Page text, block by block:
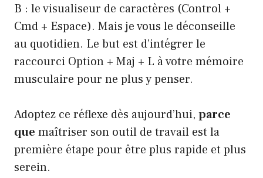
B : le visualiseur de caractères (Control +
Cmd + Espace). Mais je vous le déconseille
au quotidien. Le but est d’intégrer le
raccourci Option + Maj + L à votre mémoire
musculaire pour ne plus y penser.
Adoptez ce réflexe dès aujourd’hui, parce
que maîtriser son outil de travail est la
première étape pour être plus rapide et plus
serein.